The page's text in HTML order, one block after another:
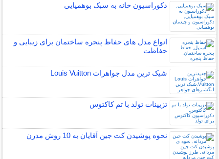
دکوراسیون خانه به سبک بوهمیایی
انواع مدل های حفاظ پنجره ساختمان برای زیبایی و
حفاظت
شیک ترین مدل جواهرات Louis Vuitton
تزیینات تولد با تم کاکتوس
نحوه پوشیدن کت جین آقایان به 10 روش مدرن